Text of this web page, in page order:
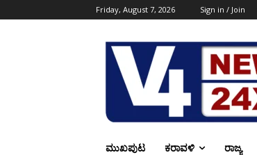
Friday, August 7, 2026 Sign in / Join
ಮುಖಪುಟ ಕರಾವಳಿ ರಾಜ್ಯ